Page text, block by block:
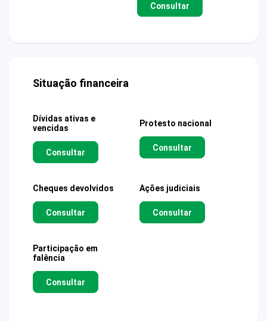
Consultar
Situação financeira
Dívidas ativas e
vencidas
Consultar
Protesto nacional
Consultar
Cheques devolvidos
Consultar
Ações judiciais
Consultar
Participação em
falência
Consultar